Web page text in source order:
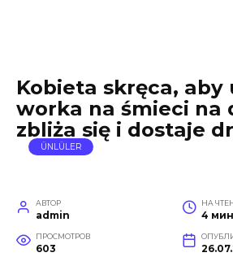
Kobieta skręca, aby
worka na śmieci na
zbliża się i dostaje
ÜNLÜLER
АВТОР
admin
НА
4 мин
ПРОСМОТРОВ
603